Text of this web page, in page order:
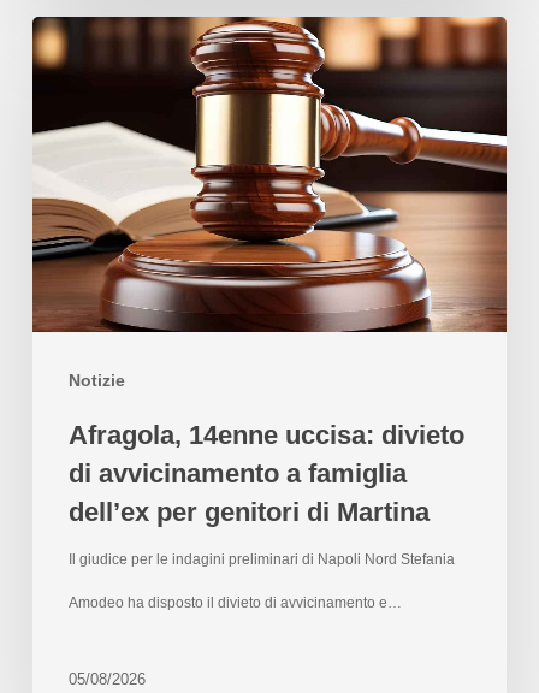
Notizie
Afragola, 14enne uccisa: divieto
di avvicinamento a famiglia
dell’ex per genitori di Martina
Il giudice per le indagini preliminari di Napoli Nord Stefania
Amodeo ha disposto il divieto di avvicinamento e…
05/08/2026